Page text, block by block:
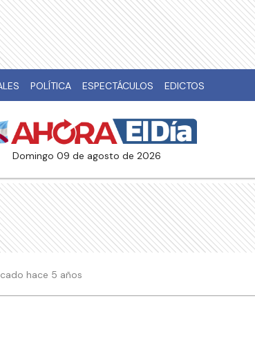
POLÍTICA ESPECTÁCULOS EDICTOS
domingo 09 de agosto de 2026
hace 5 años